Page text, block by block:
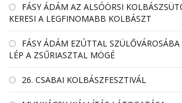
FÁSY ÁDÁM AZ ALSÓÖRSI
KERESI A LEGFINOMABB KOLBÁSZT
FÁSY ÁDÁM EZÚTTAL SZÜLŐVÁROSÁBA
LÉP A ZSŰRIASZTAL MÖGÉ
26. CSABAI KOLBÁSZFESZTIVÁL